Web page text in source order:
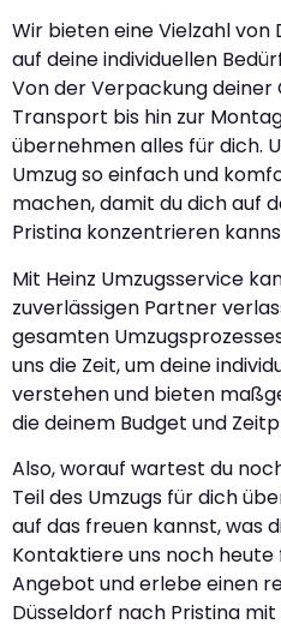
Wir bieten eine Vielzahl von
auf deine individuellen
Von der Verpackung
Transport bis hin zur
übernehmen alles für dich.
Umzug so einfach und
machen, damit du dich auf
Pristina konzentrieren
Mit Heinz Umzugsservice
zuverlässigen Partner
gesamten
uns die Zeit, um deine
verstehen und bieten
die deinem Budget und
Also, worauf wartest du
Teil des Umzugs für dich
auf das freuen kannst, was
Kontaktiere uns noch
Angebot und erlebe einen
Düsseldorf nach Pristina